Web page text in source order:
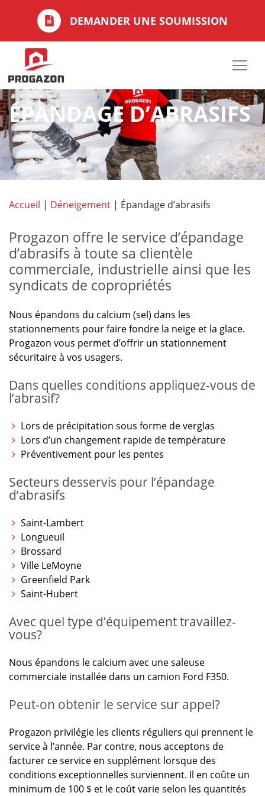
DEMANDER UNE SOUMISSION
ÉPANDAGE D’ABRASIFS
Accueil | Déneigement | Épandage d’abrasifs
​Progazon offre le service d’épandage
d’abrasifs à toute sa clientèle
commerciale, industrielle ainsi que les
syndicats de copropriétés
Nous épandons du calcium (sel) dans les
stationnements pour faire fondre la neige et la glace.
Progazon vous permet d’offrir un stationnement
sécuritaire à vos usagers.
Dans quelles conditions appliquez-vous de
l’abrasif?
Lors de précipitation sous forme de verglas
Lors d’un changement rapide de température
Préventivement pour les pentes
Secteurs desservis pour l’épandage
d’abrasifs
Saint-Lambert
Longueuil
Brossard
Ville LeMoyne
Greenfield Park
Saint-Hubert
Avec quel type d’équipement travaillez-
vous?
Nous épandons le calcium avec une saleuse
commerciale installée dans un camion Ford F350.
Peut-on obtenir le service sur appel?
Progazon privilégie les clients réguliers qui prennent le
service à l’année. Par contre, nous acceptons de
facturer ce service en supplément lorsque des
conditions exceptionnelles surviennent. Il en coûte un
minimum de 100 $ et le coût varie selon les quantités